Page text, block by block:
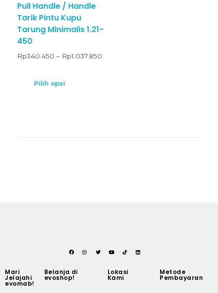
Pull Handle / Handle
Tarik Pintu Kupu
Tarung Minimalis 1.21-
450
Rp340.450 – Rp1.037.850
Pilih opsi
Mari
Jelajahi
evomab!
Belanja di
evoshop!
Lokasi
Kami
Metode
Pembayaran